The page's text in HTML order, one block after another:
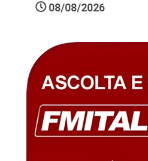
08/08/2026